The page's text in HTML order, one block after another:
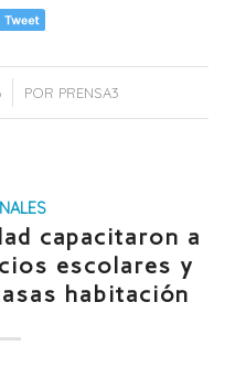
POR PRENSA3
capacitaron a
escolares y
habitación